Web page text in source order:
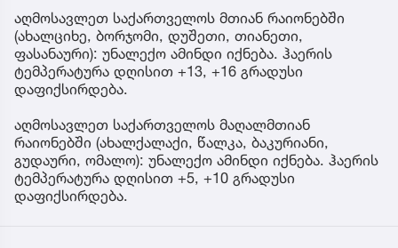
აღმოსავლეთ საქართველოს მთიან რაიონებში
(ახალციხე, ბორჯომი, დუშეთი, თიანეთი,
ფასანაური): უნალექო ამინდი იქნება. ჰაერის
ტემპერატურა დღისით +13, +16 გრადუსი
დაფიქსირდება.
აღმოსავლეთ საქართველოს მაღალმთიან
რაიონებში (ახალქალაქი, წალკა, ბაკურიანი,
გუდაური, ომალო): უნალექო ამინდი იქნება. ჰაერის
ტემპერატურა დღისით +5, +10 გრადუსი
დაფიქსირდება.